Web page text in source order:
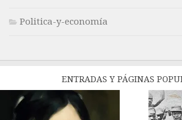
Politica-y-economía
ENTRADAS Y PÁGINAS